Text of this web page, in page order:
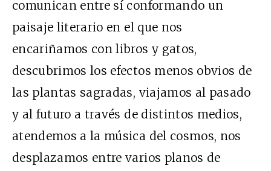
comunican entre sí conformando un
paisaje literario en el que nos
encariñamos con libros y gatos,
descubrimos los efectos menos obvios de
las plantas sagradas, viajamos al pasado
y al futuro a través de distintos medios,
atendemos a la música del cosmos, nos
desplazamos entre varios planos de